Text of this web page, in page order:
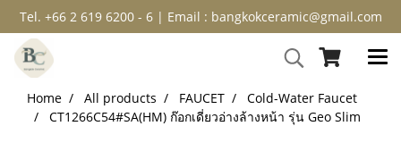
Tel. +66 2 619 6200 - 6 | Email : bangkokceramic@gmail.com
Home All products FAUCET
Cold-Water Faucet
CT1266C54#SA(HM) ก๊อกเดี่ยวอ่างล้างหน้า รุ่น Geo Slim